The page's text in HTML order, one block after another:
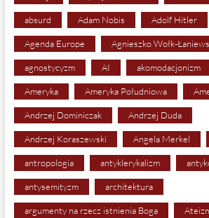
absurd Adam Nobis Adolf Hitler
Agenda Europe Agnieszko Wołk-
agnostycyzm AI akomodacjonizm
Ameryka Ameryka Południowa
Andrzej Dominiczak Andrzej Duda
Andrzej Koraszewski Angela Merkel
antropologia antyklerykalizm
antysemityzm architektura
argumenty na rzecz istnienia Boga